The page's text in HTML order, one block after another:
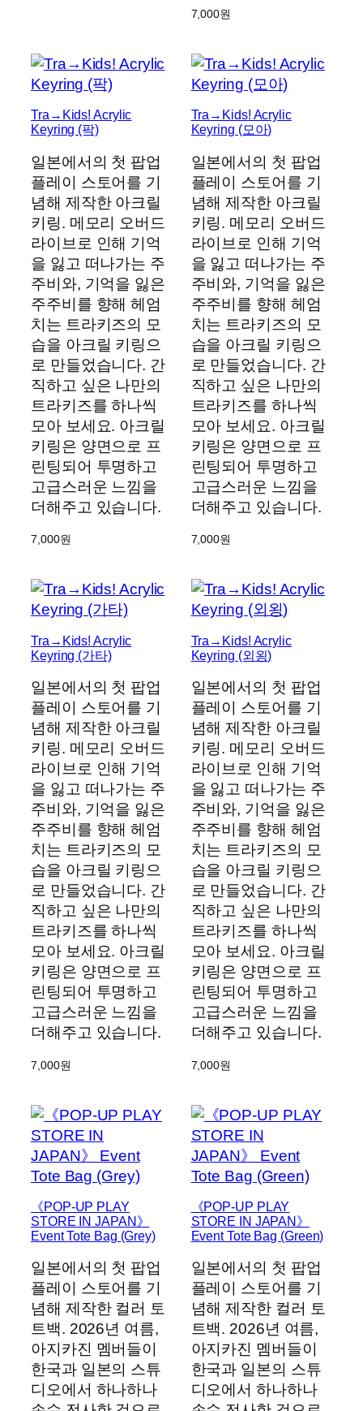
7,000원
Tra→Kids! Acrylic
Keyring (팍)
일본에서의 첫 팝업
플레이 스토어를 기
념해 제작한 아크릴
키링. 메모리 오버드
라이브로 인해 기억
을 잃고 떠나가는 주
주비와, 기억을 잃은
주주비를 향해 헤엄
치는 트라키즈의 모
습을 아크릴 키링으
로 만들었습니다. 간
직하고 싶은 나만의
트라키즈를 하나씩
모아 보세요. 아크릴
키링은 양면으로 프
린팅되어 투명하고
고급스러운 느낌을
더해주고 있습니다.
7,000원
Tra→Kids! Acrylic
Keyring (모아)
일본에서의 첫 팝업
플레이 스토어를 기
념해 제작한 아크릴
키링. 메모리 오버드
라이브로 인해 기억
을 잃고 떠나가는 주
주비와, 기억을 잃은
주주비를 향해 헤엄
치는 트라키즈의 모
습을 아크릴 키링으
로 만들었습니다. 간
직하고 싶은 나만의
트라키즈를 하나씩
모아 보세요. 아크릴
키링은 양면으로 프
린팅되어 투명하고
고급스러운 느낌을
더해주고 있습니다.
7,000원
Tra→Kids! Acrylic
Keyring (가타)
일본에서의 첫 팝업
플레이 스토어를 기
념해 제작한 아크릴
키링. 메모리 오버드
라이브로 인해 기억
을 잃고 떠나가는 주
주비와, 기억을 잃은
주주비를 향해 헤엄
치는 트라키즈의 모
습을 아크릴 키링으
로 만들었습니다. 간
직하고 싶은 나만의
트라키즈를 하나씩
모아 보세요. 아크릴
키링은 양면으로 프
린팅되어 투명하고
고급스러운 느낌을
더해주고 있습니다.
7,000원
Tra→Kids! Acrylic
Keyring (외욍)
일본에서의 첫 팝업
플레이 스토어를 기
념해 제작한 아크릴
키링. 메모리 오버드
라이브로 인해 기억
을 잃고 떠나가는 주
주비와, 기억을 잃은
주주비를 향해 헤엄
치는 트라키즈의 모
습을 아크릴 키링으
로 만들었습니다. 간
직하고 싶은 나만의
트라키즈를 하나씩
모아 보세요. 아크릴
키링은 양면으로 프
린팅되어 투명하고
고급스러운 느낌을
더해주고 있습니다.
7,000원
《POP-UP PLAY
STORE IN JAPAN》
Event Tote Bag (Grey)
일본에서의 첫 팝업
플레이 스토어를 기
념해 제작한 컬러 토
트백. 2026년 여름,
아지카진 멤버들이
한국과 일본의 스튜
디오에서 하나하나
《POP-UP PLAY
STORE IN JAPAN》
Event Tote Bag (Green)
일본에서의 첫 팝업
플레이 스토어를 기
념해 제작한 컬러 토
트백. 2026년 여름,
아지카진 멤버들이
한국과 일본의 스튜
디오에서 하나하나